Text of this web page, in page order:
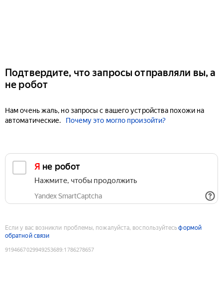
Подтвердите, что запросы отправляли вы, а
не робот
Нам очень жаль, но запросы с вашего устройства похожи на
автоматические.
Почему это могло произойти?
Я не робот
Нажмите, чтобы продолжить
Yandex SmartCaptcha
Если у вас возникли проблемы, пожалуйста, воспользуйтесьформой
обратной связи
9194667029949253689:1786278657